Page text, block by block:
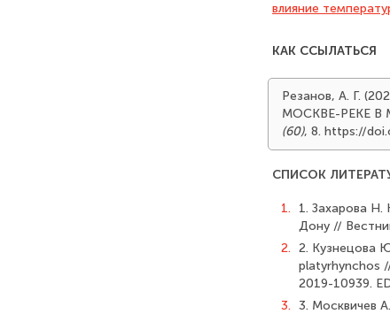
влияние
КАК ССЫЛАТЬСЯ
Резанов, А. Г.
МОСКВЕ-РЕКЕ В
(60), 8. https://
СПИСОК
1.
1. Захарова
Дону //
2. 2. Кузнецова
platyrhynchos
2019-10939.
3. 3. Москвичев